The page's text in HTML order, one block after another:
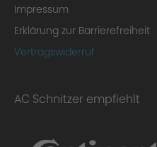
Impressum
Erklärung zur Barrierefreiheit
Vertragswiderruf
AC Schnitzer empfiehlt